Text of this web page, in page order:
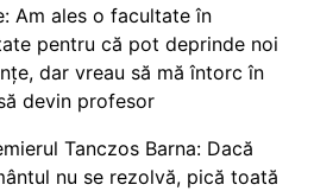
Am ales o facultate în
pentru că pot deprinde noi
dar vreau să mă întorc în
devin profesor
Tanczos Barna: Dacă
nu se rezolvă, pică toată